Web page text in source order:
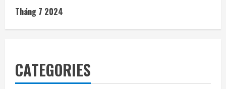
Tháng 7 2024
CATEGORIES